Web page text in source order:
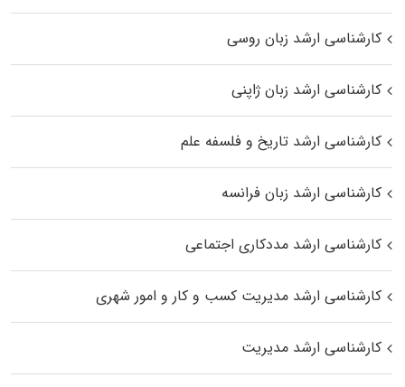
کارشناسی ارشد زبان روسی
کارشناسی ارشد زبان ژاپنی
کارشناسی ارشد تاریخ و فلسفه علم
کارشناسی ارشد زبان فرانسه
کارشناسی ارشد مددکاری اجتماعی
کارشناسی ارشد مدیریت کسب و کار و امور شهری
کارشناسی ارشد مدیریت